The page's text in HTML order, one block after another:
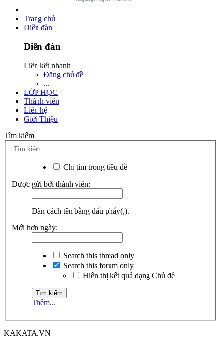
Trang chủ
Diễn đàn
Diễn đàn
Liên kết nhanh
Đăng chủ đề
...
LỚP HỌC
Thành viên
Liên hệ
Giới Thiệu
Tìm kiếm
Chỉ tìm trong tiêu đề
Được gửi bởi thành viên:
Dãn cách tên bằng dấu phẩy(,).
Mới hơn ngày:
Search this thread only
Search this forum only
Hiển thị kết quả dạng Chủ đề
Thêm...
KAKATA.VN